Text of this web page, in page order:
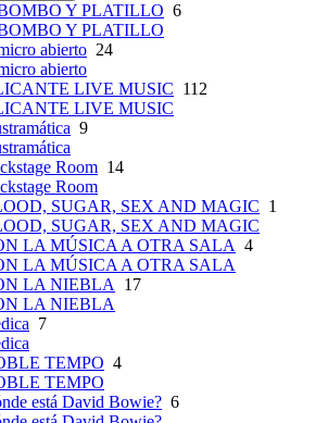
Y PLATILLO 6
Y PLATILLO
abierto 24
abierto
LIVE MUSIC 112
LIVE MUSIC
9
Room 14
Room
SUGAR, SEX AND MAGIC 1
SUGAR, SEX AND MAGIC
LA MÚSICA A OTRA SALA 4
LA MÚSICA A OTRA SALA
LA NIEBLA
17
LA NIEBLA
7
TEMPO 4
TEMPO
está David Bowie? 6